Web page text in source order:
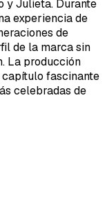
y Julieta. Durante
experiencia de
de
de la marca sin
La producción
fascinante
celebradas de